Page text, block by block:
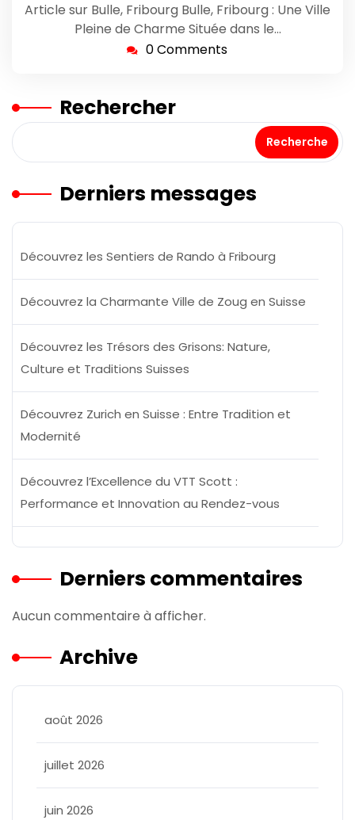
Article sur Bulle, Fribourg Bulle, Fribourg : Une Ville
Pleine de Charme Située dans le…
0 Comments
Rechercher
Recherche
Derniers messages
Découvrez les Sentiers de Rando à Fribourg
Découvrez la Charmante Ville de Zoug en Suisse
Découvrez les Trésors des Grisons: Nature,
Culture et Traditions Suisses
Découvrez Zurich en Suisse : Entre Tradition et
Modernité
Découvrez l’Excellence du VTT Scott :
Performance et Innovation au Rendez-vous
Derniers commentaires
Aucun commentaire à afficher.
Archive
août 2026
juillet 2026
juin 2026